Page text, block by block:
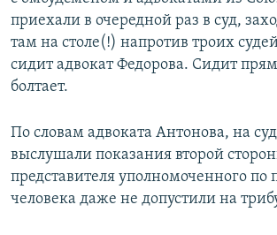
приехали в очередной раз в суд,
там на столе(!) напротив троих
сидит адвокат Федорова. Сидит
болтает.
По словам адвоката Антонова, на
выслушали показания второй
представителя уполномоченного по
человека даже не допустили на